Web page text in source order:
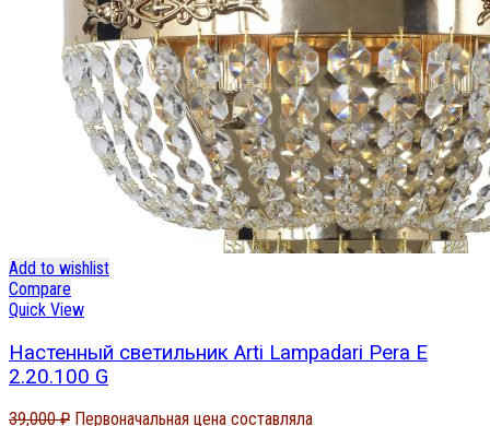
Add to wishlist
Compare
Quick View
Настенный светильник Arti Lampadari Pera E
2.20.100 G
39,000₽ Первоначальная цена составляла